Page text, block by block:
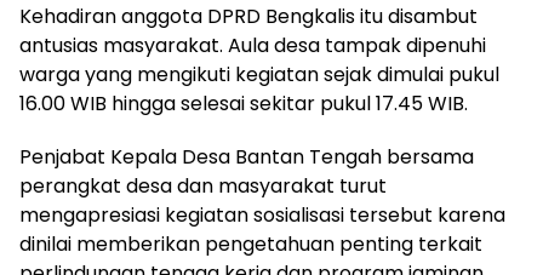
Kehadiran anggota DPRD Bengkalis itu disambut
antusias masyarakat. Aula desa tampak dipenuhi
warga yang mengikuti kegiatan sejak dimulai pukul
16.00 WIB hingga selesai sekitar pukul 17.45 WIB.
Penjabat Kepala Desa Bantan Tengah bersama
perangkat desa dan masyarakat turut
mengapresiasi kegiatan sosialisasi tersebut karena
dinilai memberikan pengetahuan penting terkait